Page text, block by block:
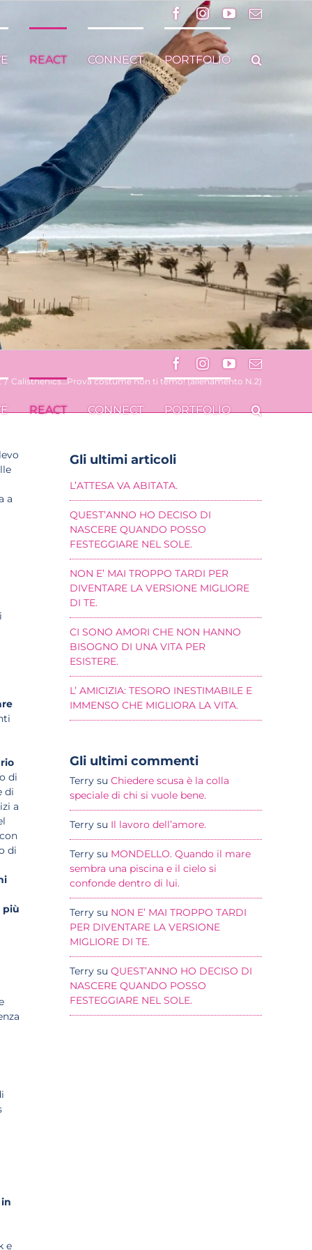
FacebookInstagram
YouTubeEmail
REACT CONNECT PORTFOLIO
FacebookInstagram
YouTubeEmail
REACT CONNECT PORTFOLIO
/ Calisthenics…Prova costume non ti temo! (allenamento N.2)
a
di
di
a
di
più
e
Gli ultimi articoli
L’ATTESA VA ABITATA.
QUEST’ANNO HO DECISO DI
NASCERE QUANDO POSSO
FESTEGGIARE NEL SOLE.
NON E’ MAI TROPPO TARDI PER
DIVENTARE LA VERSIONE MIGLIORE
DI TE.
CI SONO AMORI CHE NON HANNO
BISOGNO DI UNA VITA PER
ESISTERE.
L’ AMICIZIA: TESORO INESTIMABILE E
IMMENSO CHE MIGLIORA LA VITA.
Gli ultimi commenti
Terry su Chiedere scusa è la colla
speciale di chi si vuole bene.
Terry su Il lavoro dell’amore.
Terry su MONDELLO. Quando il mare
sembra una piscina e il cielo si
confonde dentro di lui.
Terry su NON E’ MAI TROPPO TARDI
PER DIVENTARE LA VERSIONE
MIGLIORE DI TE.
Terry su QUEST’ANNO HO DECISO DI
NASCERE QUANDO POSSO
FESTEGGIARE NEL SOLE.